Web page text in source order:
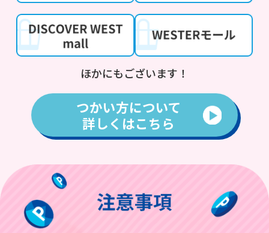
ほかにもございます！
つかい方について
詳しくはこちら